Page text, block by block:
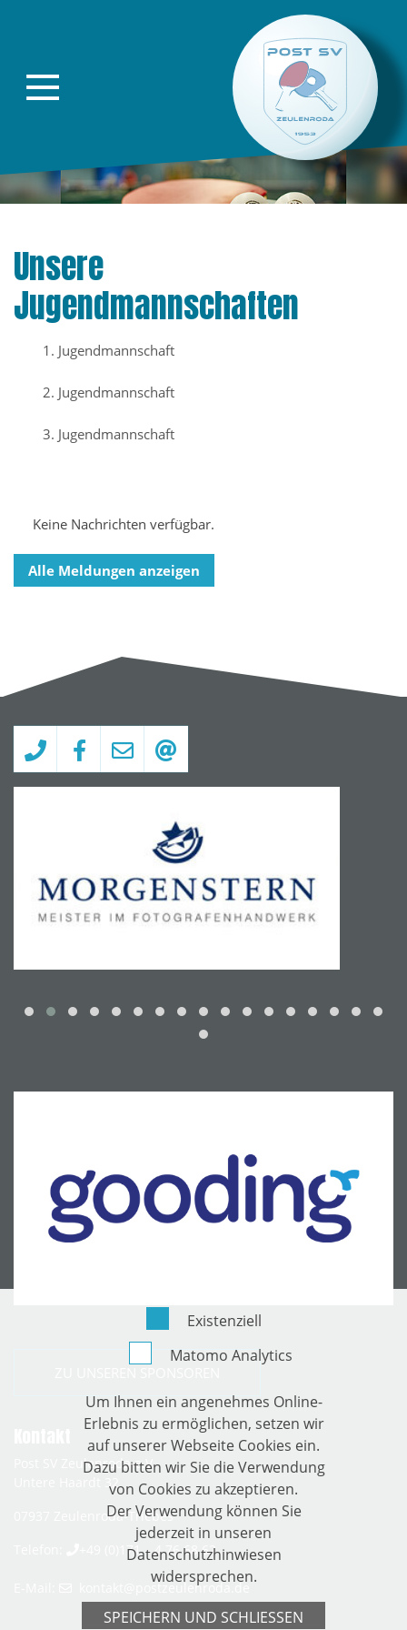
Direkt zur Hauptnavigation springen
Unsere
Jugendmannschaften
1. Jugendmannschaft
2. Jugendmannschaft
3. Jugendmannschaft
Keine Nachrichten verfügbar.
Alle Meldungen anzeigen
Post SV Zeulenroda e.V.
Zeulenroda-Triebes
+49 (0)171 – 4 76 68 62
kontakt­@­postzeulenroda­.­de
Existenziell
Matomo Analytics
Um Ihnen ein angenehmes Online-
Erlebnis zu ermöglichen, setzen wir
auf unserer Webseite Cookies ein.
Dazu bitten wir Sie die Verwendung
von Cookies zu akzeptieren.
Der Verwendung können Sie
jederzeit in unseren
Datenschutzhinwiesen
widersprechen.
SPEICHERN UND SCHLIESSEN